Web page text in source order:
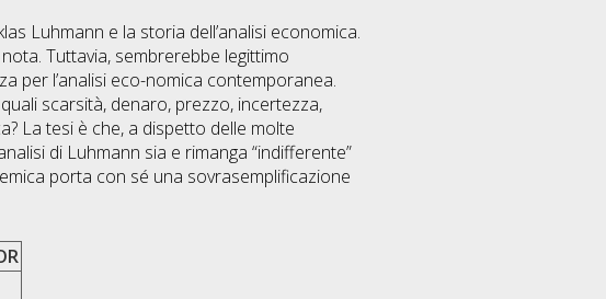
Luhmann e la storia dell’analisi economica.
Tuttavia, sembrerebbe legittimo
per l’analisi eco-nomica contemporanea.
quali scarsità, denaro, prezzo, incertezza,
La tesi è che, a dispetto delle molte
di Luhmann sia e rimanga “indifferente”
porta con sé una sovrasemplificazione